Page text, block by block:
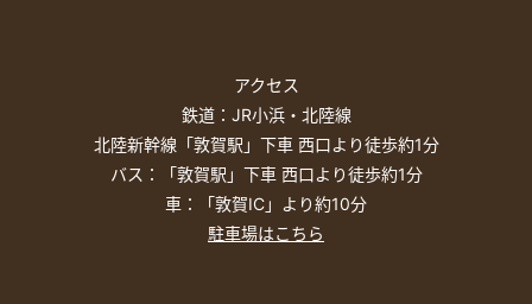
アクセス
鉄道：JR小浜・北陸線
北陸新幹線「敦賀駅」下車 西口より徒歩約1分
バス：「敦賀駅」下車 西口より徒歩約1分
車：「敦賀IC」より約10分
駐車場はこちら